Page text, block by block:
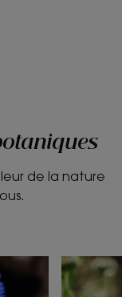
de la nature